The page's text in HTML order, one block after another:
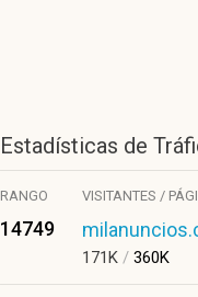
Estadísticas de
RANGO VISITANTES /
14749
171K / 360K